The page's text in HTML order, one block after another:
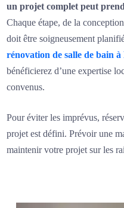
un projet complet peut
Chaque étape, de la
doit être soigneusement
rénovation de salle de bain à
bénéficierez d’une expertise
convenus.
Pour éviter les imprévus,
projet est défini. Prévoir une
maintenir votre projet sur les